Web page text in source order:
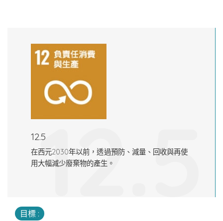
12.5
在西元2030年以前，透過預防、減量、回收與再使
用大幅減少廢棄物的產生。
12.5
目標 :